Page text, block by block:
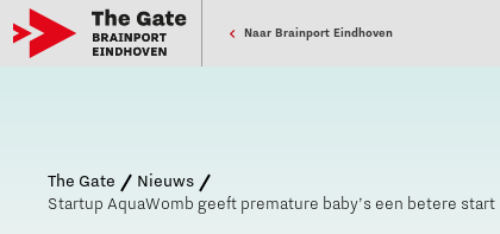
Naar Brainport Eindhoven
The Gate
Nieuws
Startup AquaWomb geeft premature baby’s een betere start